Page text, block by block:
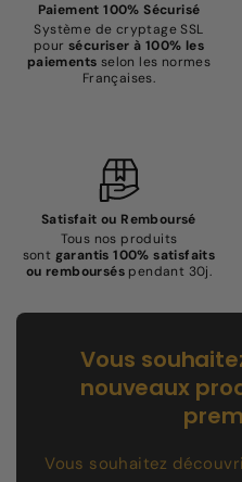
Paiement 100% Sécurisé
Système de cryptage SSL
pour sécuriser à 100% les
paiements selon les normes
Françaises.
Satisfait ou Remboursé
Tous nos produits
sont garantis 100% satisfaits
ou remboursés pendant 30j.
Vous
nouveaux
Vous souhaitez